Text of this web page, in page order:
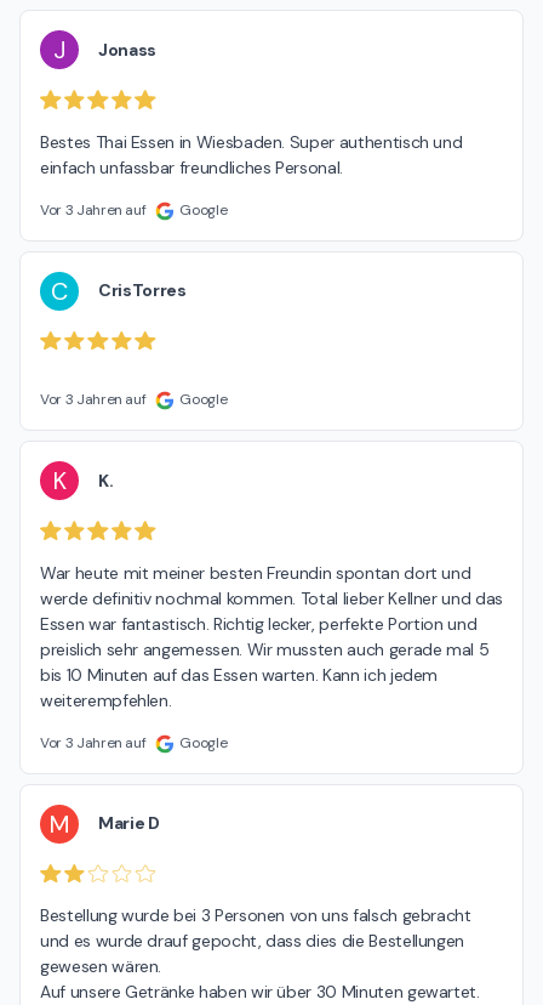
J Jonass
Bestes Thai Essen in Wiesbaden. Super authentisch und
einfach unfassbar freundliches Personal.
Vor 3 Jahren auf Google
C CrisTorres
Vor 3 Jahren auf Google
K K.
War heute mit meiner besten Freundin spontan dort und
werde definitiv nochmal kommen. Total lieber Kellner und das
Essen war fantastisch. Richtig lecker, perfekte Portion und
preislich sehr angemessen. Wir mussten auch gerade mal 5
bis 10 Minuten auf das Essen warten. Kann ich jedem
weiterempfehlen.
Vor 3 Jahren auf Google
M Marie D
Bestellung wurde bei 3 Personen von uns falsch gebracht
und es wurde drauf gepocht, dass dies die Bestellungen
gewesen wären.
Auf unsere Getränke haben wir über 30 Minuten gewartet.